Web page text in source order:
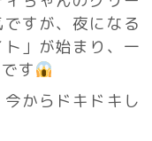
すが、夜になる
」が始まり、一
す
からドキドキし